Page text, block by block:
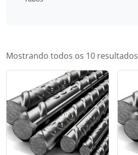
Mostrando todos os 10 resultados